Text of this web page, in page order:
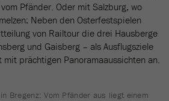
Pfänder. Oder mit Salzburg, wo
Neben den Osterfestspielen
von Railtour die drei Hausberge
und Gaisberg – als Ausflugsziele
prächtigen Panoramaaussichten an.
Bregenz: Vom Pfänder aus liegt einem